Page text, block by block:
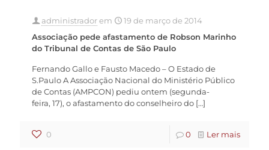
administradorem
19 de março de 2014
Associação pede afastamento de Robson Marinho
do Tribunal de Contas de São Paulo
Fernando Gallo e Fausto Macedo – O Estado de
S.Paulo A Associação Nacional do Ministério Público
de Contas (AMPCON) pediu ontem (segunda-
feira, 17), o afastamento do conselheiro do […]
0 0 Ler mais